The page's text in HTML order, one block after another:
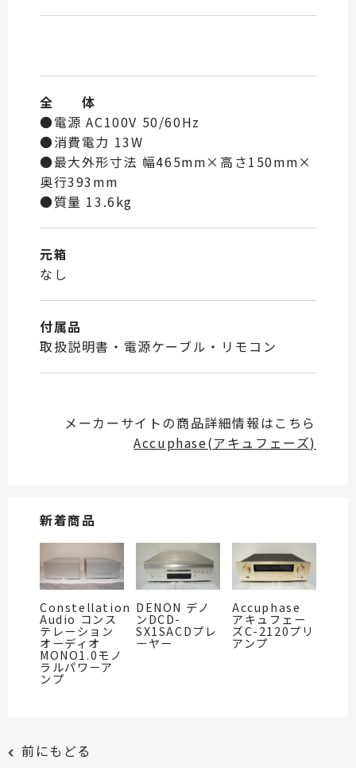
全 体
●電源 AC100V 50/60Hz
●消費電力 13W
●最大外形寸法 幅465mm×高さ150mm×
奥行393mm
●質量 13.6kg
元箱
なし
付属品
取扱説明書・電源ケーブル・リモコン
メーカーサイトの商品詳細情報はこちら
Accuphase(アキュフェーズ)
新着商品
Constellation
Audio コンス
テレーション
オーディオ
MONO1.0モノ
ラルパワーア
ンプ
DENON デノ
ンDCD-
SX1SACDプレ
ーヤー
Accuphase
アキュフェー
ズC-2120プリ
アンプ
前にもどる